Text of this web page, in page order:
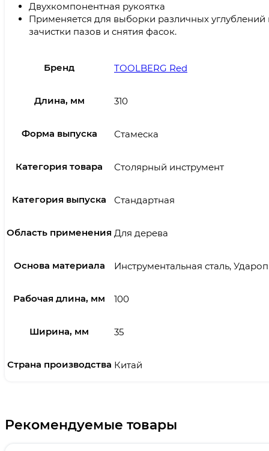
Двухкомпонентная рукоятка
Применяется для выборки различных углублений
зачистки пазов и снятия фасок.
Бренд TOOLBERG Red
Длина, мм 310
Форма выпуска Стамеска
Категория товара Столярный инструмент
Категория выпуска Стандартная
Область применения Для дерева
Основа материала Инструментальная сталь,
Рабочая длина, мм 100
Ширина, мм 35
Страна производства Китай
Рекомендуемые товары